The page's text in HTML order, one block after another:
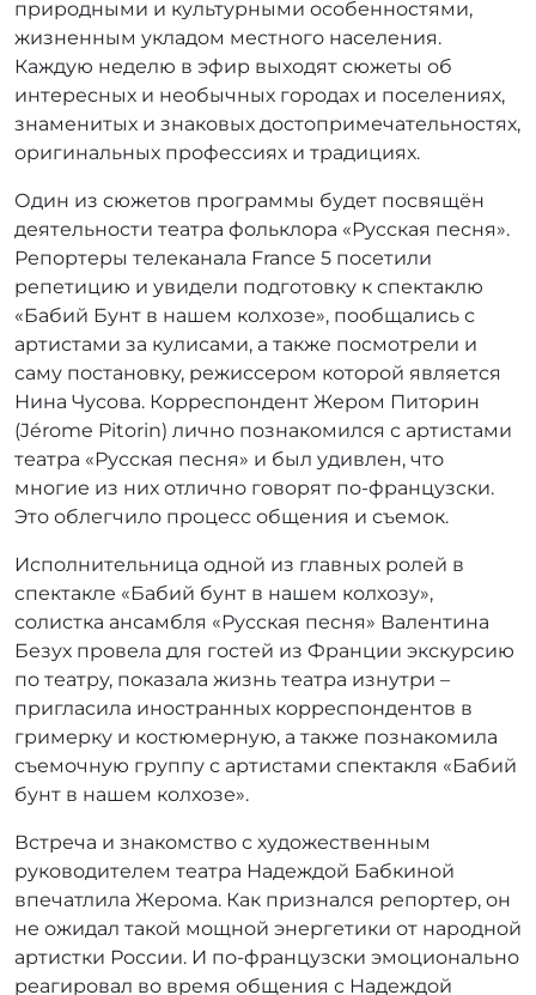
природными и культурными особенностями,
жизненным укладом местного населения.
Каждую неделю в эфир выходят сюжеты об
интересных и необычных городах и поселениях,
знаменитых и знаковых достопримечательностях,
оригинальных профессиях и традициях.
Один из сюжетов программы будет посвящён
деятельности театра фольклора «Русская песня».
Репортеры телеканала France 5 посетили
репетицию и увидели подготовку к спектаклю
«Бабий Бунт в нашем колхозе», пообщались с
артистами за кулисами, а также посмотрели и
саму постановку, режиссером которой является
Нина Чусова. Корреспондент Жером Питорин
(Jérome Pitorin) лично познакомился с артистами
театра «Русская песня» и был удивлен, что
многие из них отлично говорят по-французски.
Это облегчило процесс общения и съемок.
Исполнительница одной из главных ролей в
спектакле «Бабий бунт в нашем колхозу»,
солистка ансамбля «Русская песня» Валентина
Безух провела для гостей из Франции экскурсию
по театру, показала жизнь театра изнутри –
пригласила иностранных корреспондентов в
гримерку и костюмерную, а также познакомила
съемочную группу с артистами спектакля «Бабий
бунт в нашем колхозе».
Встреча и знакомство с художественным
руководителем театра Надеждой Бабкиной
впечатлила Жерома. Как признался репортер, он
не ожидал такой мощной энергетики от народной
артистки России. И по-французски эмоционально
реагировал во время общения с Надеждой